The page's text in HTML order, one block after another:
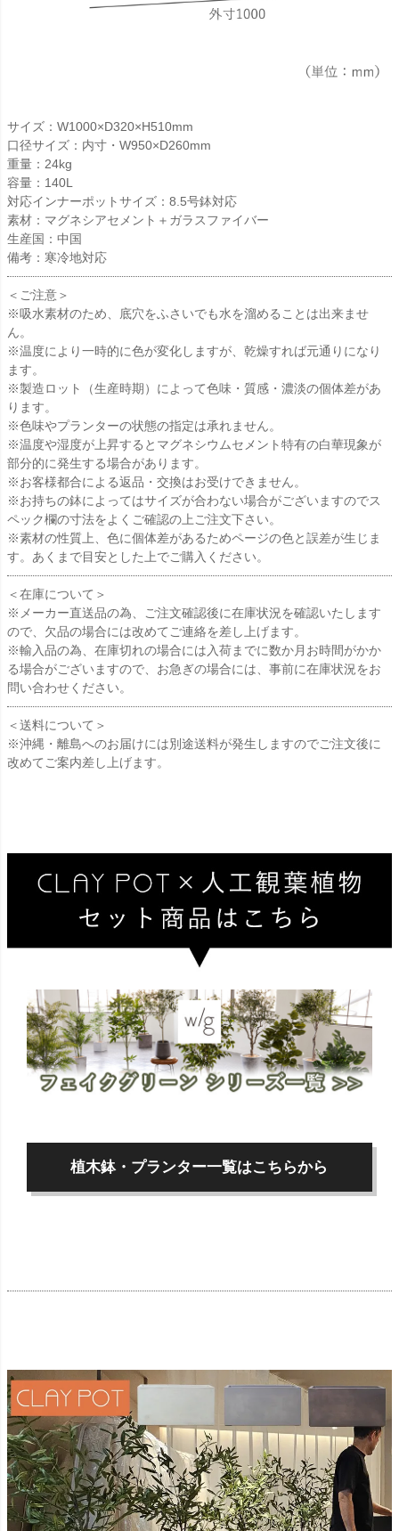
サイズ：W1000×D320×H510mm
口径サイズ：内寸・W950×D260mm
重量：24kg
容量：140L
対応インナーポットサイズ：8.5号鉢対応
素材：マグネシアセメント＋ガラスファイバー
生産国：中国
備考：寒冷地対応
＜ご注意＞
※吸水素材のため、底穴をふさいでも水を溜めることは出来ませ
ん。
※温度により一時的に色が変化しますが、乾燥すれば元通りになり
ます。
※製造ロット（生産時期）によって色味・質感・濃淡の個体差があ
ります。
※色味やプランターの状態の指定は承れません。
※温度や湿度が上昇するとマグネシウムセメント特有の白華現象が
部分的に発生する場合があります。
※お客様都合による返品・交換はお受けできません。
※お持ちの鉢によってはサイズが合わない場合がございますのでス
ペック欄の寸法をよくご確認の上ご注文下さい。
※素材の性質上、色に個体差があるためページの色と誤差が生じま
す。あくまで目安とした上でご購入ください。
＜在庫について＞
※メーカー直送品の為、ご注文確認後に在庫状況を確認いたします
ので、欠品の場合には改めてご連絡を差し上げます。
※輸入品の為、在庫切れの場合には入荷までに数か月お時間がかか
る場合がございますので、お急ぎの場合には、事前に在庫状況をお
問い合わせください。
＜送料について＞
※沖縄・離島へのお届けには別途送料が発生しますのでご注文後に
改めてご案内差し上げます。
植木鉢・プランター一覧はこちらから